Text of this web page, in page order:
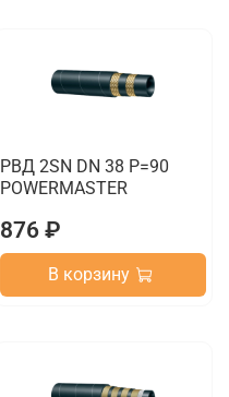
РВД 2SN DN 38 P=90
POWERMASTER
876 ₽
В корзину